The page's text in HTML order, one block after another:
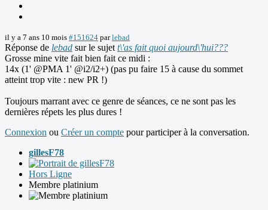
il y a 7 ans 10 mois #151624 parlebad
Réponse de lebad sur le sujet t\'as fait quoi aujourd\'hui???
Grosse mine vite fait bien fait ce midi :
14x (1' @PMA 1' @i2/i2+) (pas pu faire 15 à cause du sommet
atteint trop vite : new PR !)
Toujours marrant avec ce genre de séances, ce ne sont pas les
dernières répets les plus dures !
Connexion ou Créer un compte pour participer à la conversation.
gillesF78
Hors Ligne
Membre platinium